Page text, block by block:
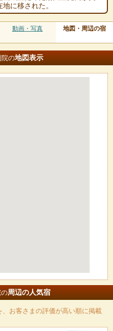
に移された。
動画・写真 地図・周辺の宿
の地図表示
周辺の人気宿
、お客さまの評価が高い順に掲載